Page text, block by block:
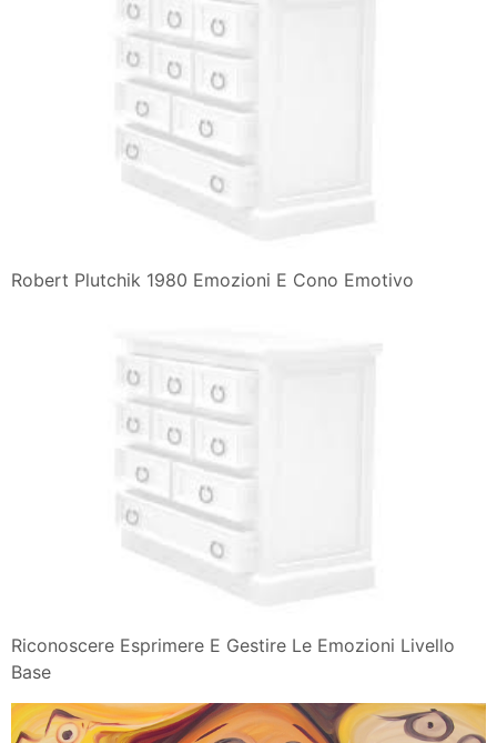
Robert Plutchik 1980 Emozioni E Cono Emotivo
Riconoscere Esprimere E Gestire Le Emozioni Livello
Base